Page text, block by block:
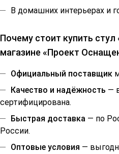
В домашних интерьерах и
Почему стоит купить стул
магазине «Проект
Официальный поставщик
Качество и надёжность —
сертифицирована.
Быстрая доставка — по
России.
Оптовые условия —